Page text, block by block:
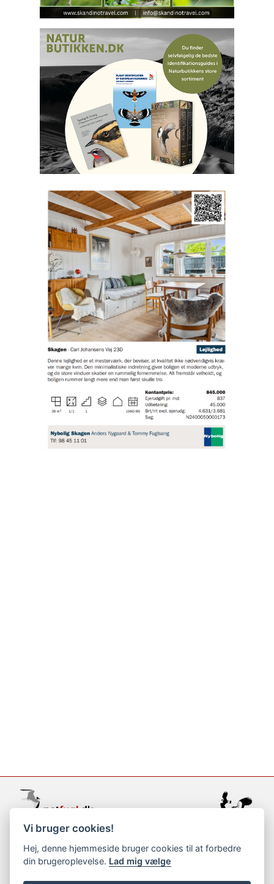
support@netfugl.dk
copyright © 2002-2023
Vi bruger cookies!
Hej, denne hjemmeside bruger cookies til at forbedre
din brugeroplevelse. Lad mig vælge